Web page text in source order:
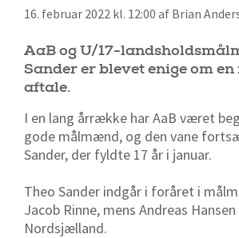
16. februar 2022 kl. 12:00 af Brian
AaB og U/17-
Sander er blevet enige om
aftale.
I en lang årrække har AaB været
gode målmænd, og den vane
Sander, der fyldte 17 år i januar.
Theo Sander indgår i foråret i
Jacob Rinne, mens Andreas
Nordsjælland.